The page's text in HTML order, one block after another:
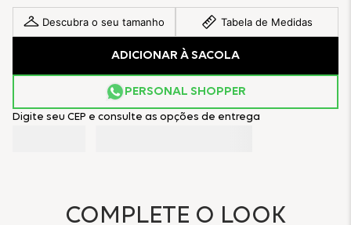
Descubra o seu tamanho Tabela de Medidas
ADICIONAR À SACOLA
PERSONAL SHOPPER
Digite seu CEP e consulte as opções de entrega
COMPLETE O LOOK